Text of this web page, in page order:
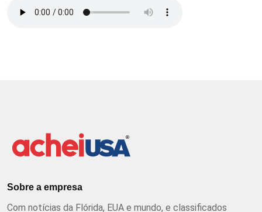
Sobre a empresa
Com notícias da Flórida, EUA e mundo, e classificados